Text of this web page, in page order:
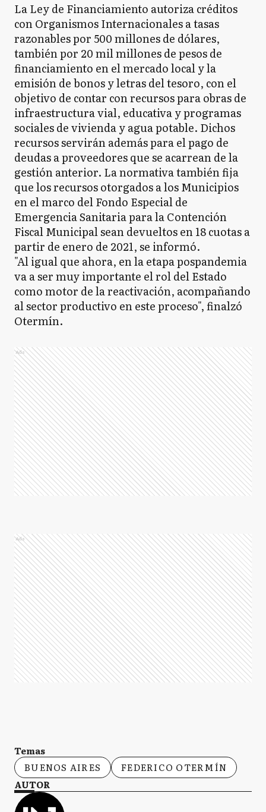
La Ley de Financiamiento autoriza créditos
con Organismos Internacionales a tasas
razonables por 500 millones de dólares,
también por 20 mil millones de pesos de
financiamiento en el mercado local y la
emisión de bonos y letras del tesoro, con el
objetivo de contar con recursos para obras de
infraestructura vial, educativa y programas
sociales de vivienda y agua potable. Dichos
recursos servirán además para el pago de
deudas a proveedores que se acarrean de la
gestión anterior. La normativa también fija
que los recursos otorgados a los Municipios
en el marco del Fondo Especial de
Emergencia Sanitaria para la Contención
Fiscal Municipal sean devueltos en 18 cuotas a
partir de enero de 2021, se informó.
"Al igual que ahora, en la etapa pospandemia
va a ser muy importante el rol del Estado
como motor de la reactivación, acompañando
al sector productivo en este proceso", finalzó
Otermín.
Ads
Ads
Temas
BUENOS AIRES
FEDERICO OTERMÍN
AUTOR